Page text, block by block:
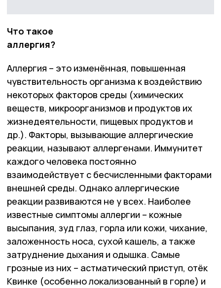
Что такое
аллергия?
Аллергия – это изменённая, повышенная
чувствительность организма к воздействию
некоторых факторов среды (химических
веществ, микроорганизмов и продуктов их
жизнедеятельности, пищевых продуктов и
др.). Факторы, вызывающие аллергические
реакции, называют аллергенами. Иммунитет
каждого человека постоянно
взаимодействует с бесчисленными факторами
внешней среды. Однако аллергические
реакции развиваются не у всех. Наиболее
известные симптомы аллергии – кожные
высыпания, зуд глаз, горла или кожи, чихание,
заложенность носа, сухой кашель, а также
затруднение дыхания и одышка. Самые
грозные из них – астматический приступ, отёк
Квинке (особенно локализованный в горле) и